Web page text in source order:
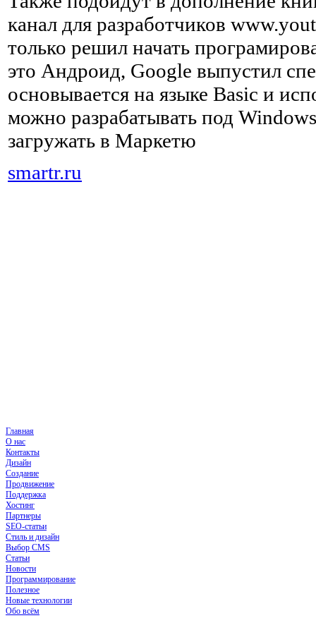
канал для разработчиков
только решил начать
это Андроид, Google выпустил
основывается на языке Basic и
можно разрабатывать под
загружать в Маркетю
smartr.ru
Главная
О нас
Контакты
Дизайн
Создание
Продвижение
Поддержка
Хостинг
Партнеры
SEO-статьи
Стиль и дизайн
Выбор CMS
Статьи
Новости
Программирование
Полезное
Новые технологии
Обо всём